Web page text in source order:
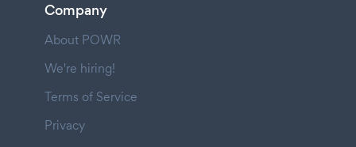
Company
About POWR
We're hiring!
Terms of Service
Privacy